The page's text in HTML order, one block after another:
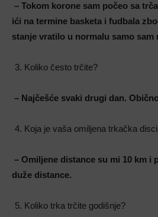
– Tokom korone sam počeo sa
ići na termine basketa i fudbala
stanje vratilo u normalu samo sam
Koliko često trčite?
– Najčešće svaki drugi dan.
Koja je vaša omiljena trkačka
– Omiljene distance su mi 10 km i
duže distance.
Koliko trka trčite godišnje?